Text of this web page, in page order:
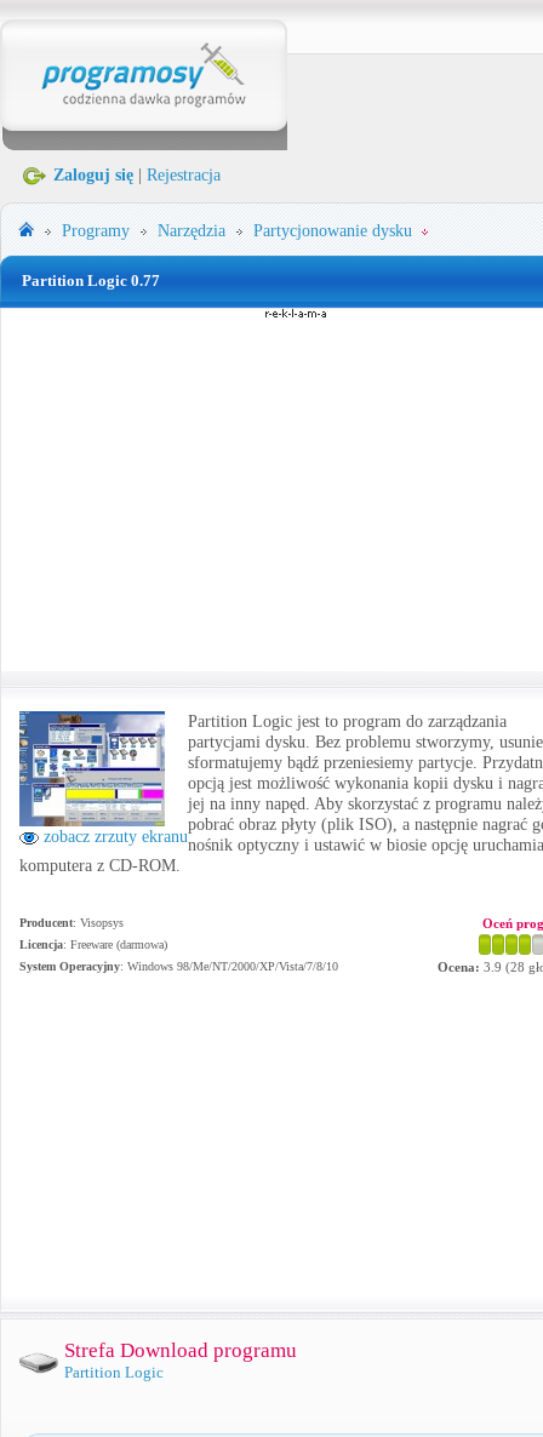
Zaloguj się Rejestracja
Programy Narzędzia Partycjonowanie dysku
Partition Logic 0.77
zobacz zrzuty ekranu
Partition Logic jest to program do zarządzania
partycjami dysku. Bez problemu stworzymy,
sformatujemy bądź przeniesiemy partycje.
opcją jest możliwość wykonania kopii dysku i
jej na inny napęd. Aby skorzystać z programu
pobrać obraz płyty (plik ISO), a następnie nagrać
nośnik optyczny i ustawić w biosie opcję
komputera z CD-ROM.
Producent: Visopsys
Licencja: Freeware (darmowa)
System Operacyjny: Windows 98/Me/NT/2000/XP/Vista/7/8/10
Oceń
Ocena: 3.9 (28
Strefa Download programu
Partition Logic